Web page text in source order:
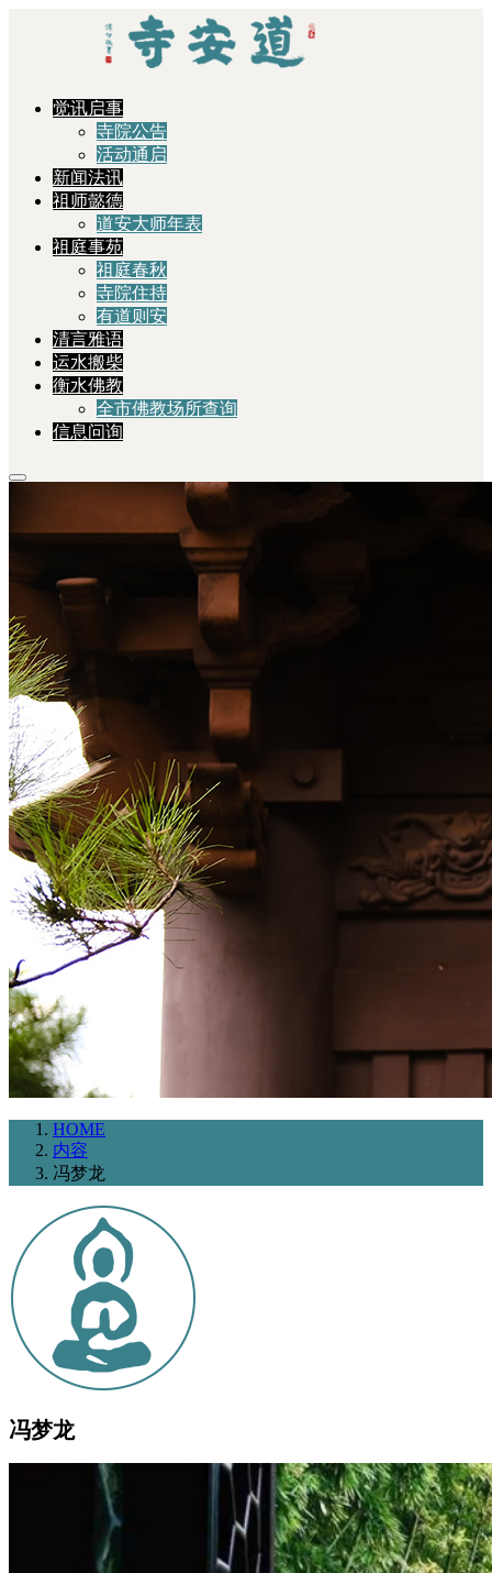
觉讯启事
寺院公告
活动通启
新闻法讯
祖师懿德
道安大师年表
祖庭事苑
祖庭春秋
寺院住持
有道则安
清言雅语
运水搬柴
衡水佛教
全市佛教场所查询
信息问询
HOME
内容
冯梦龙
冯梦龙